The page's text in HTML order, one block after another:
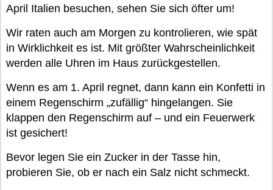
April Italien besuchen, sehen Sie sich öfter um!
Wir raten auch am Morgen zu kontrolieren, wie spät
in Wirklichkeit es ist. Mit größter Wahrscheinlichkeit
werden alle Uhren im Haus zurückgestellen.
Wenn es am 1. April regnet, dann kann ein Konfetti in
einem Regenschirm „zufällig“ hingelangen. Sie
klappen den Regenschirm auf – und ein Feuerwerk
ist gesichert!
Bevor legen Sie ein Zucker in der Tasse hin,
probieren Sie, ob er nach ein Salz nicht schmeckt.